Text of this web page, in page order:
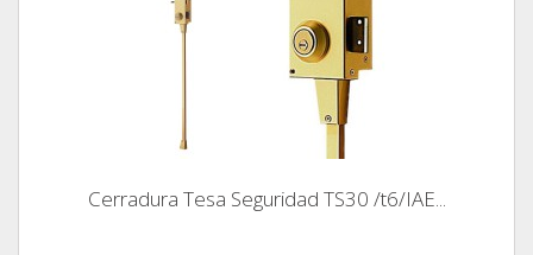
Cerradura Tesa Seguridad TS30 /t6/IAE...